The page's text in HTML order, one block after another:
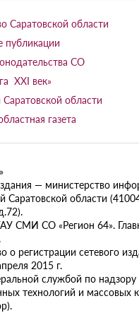
Саратовской области
СО
XXI век»
области
газета
— министерство
Саратовской области
СМИ СО «Регион 64».
о регистрации сетевого
2015 г.
службой по надзору
технологий и массовых